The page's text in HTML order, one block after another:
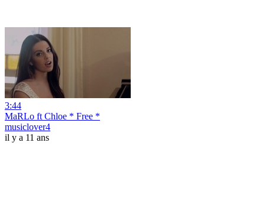
3:44
MaRLo ft Chloe * Free *
musiclover4
il y a 11 ans